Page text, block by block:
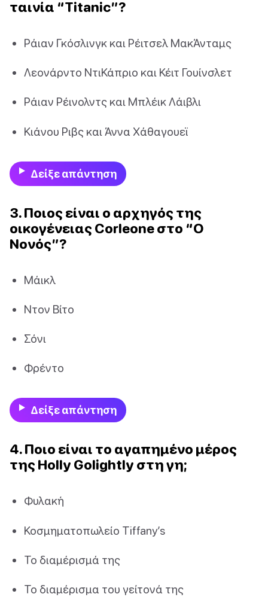
ταινία “Titanic”?
Ράιαν Γκόσλινγκ και Ρέιτσελ ΜακΆνταμς
Λεονάρντο ΝτιΚάπριο και Κέιτ Γουίνσλετ
Ράιαν Ρέινολντς και Μπλέικ Λάιβλι
Κιάνου Ριβς και Άννα Χάθαγουεϊ
Δείξε απάντηση
3. Ποιος είναι ο αρχηγός της
οικογένειας Corleone στο “Ο
Νονός”?
Μάικλ
Ντον Βίτο
Σόνι
Φρέντο
Δείξε απάντηση
4. Ποιο είναι το αγαπημένο μέρος
της Holly Golightly στη γη;
Φυλακή
Κοσμηματοπωλείο Tiffany’s
Το διαμέρισμά της
Το διαμέρισμα του γείτονά της